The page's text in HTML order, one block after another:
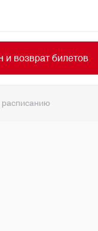
и возврат билетов
расписанию